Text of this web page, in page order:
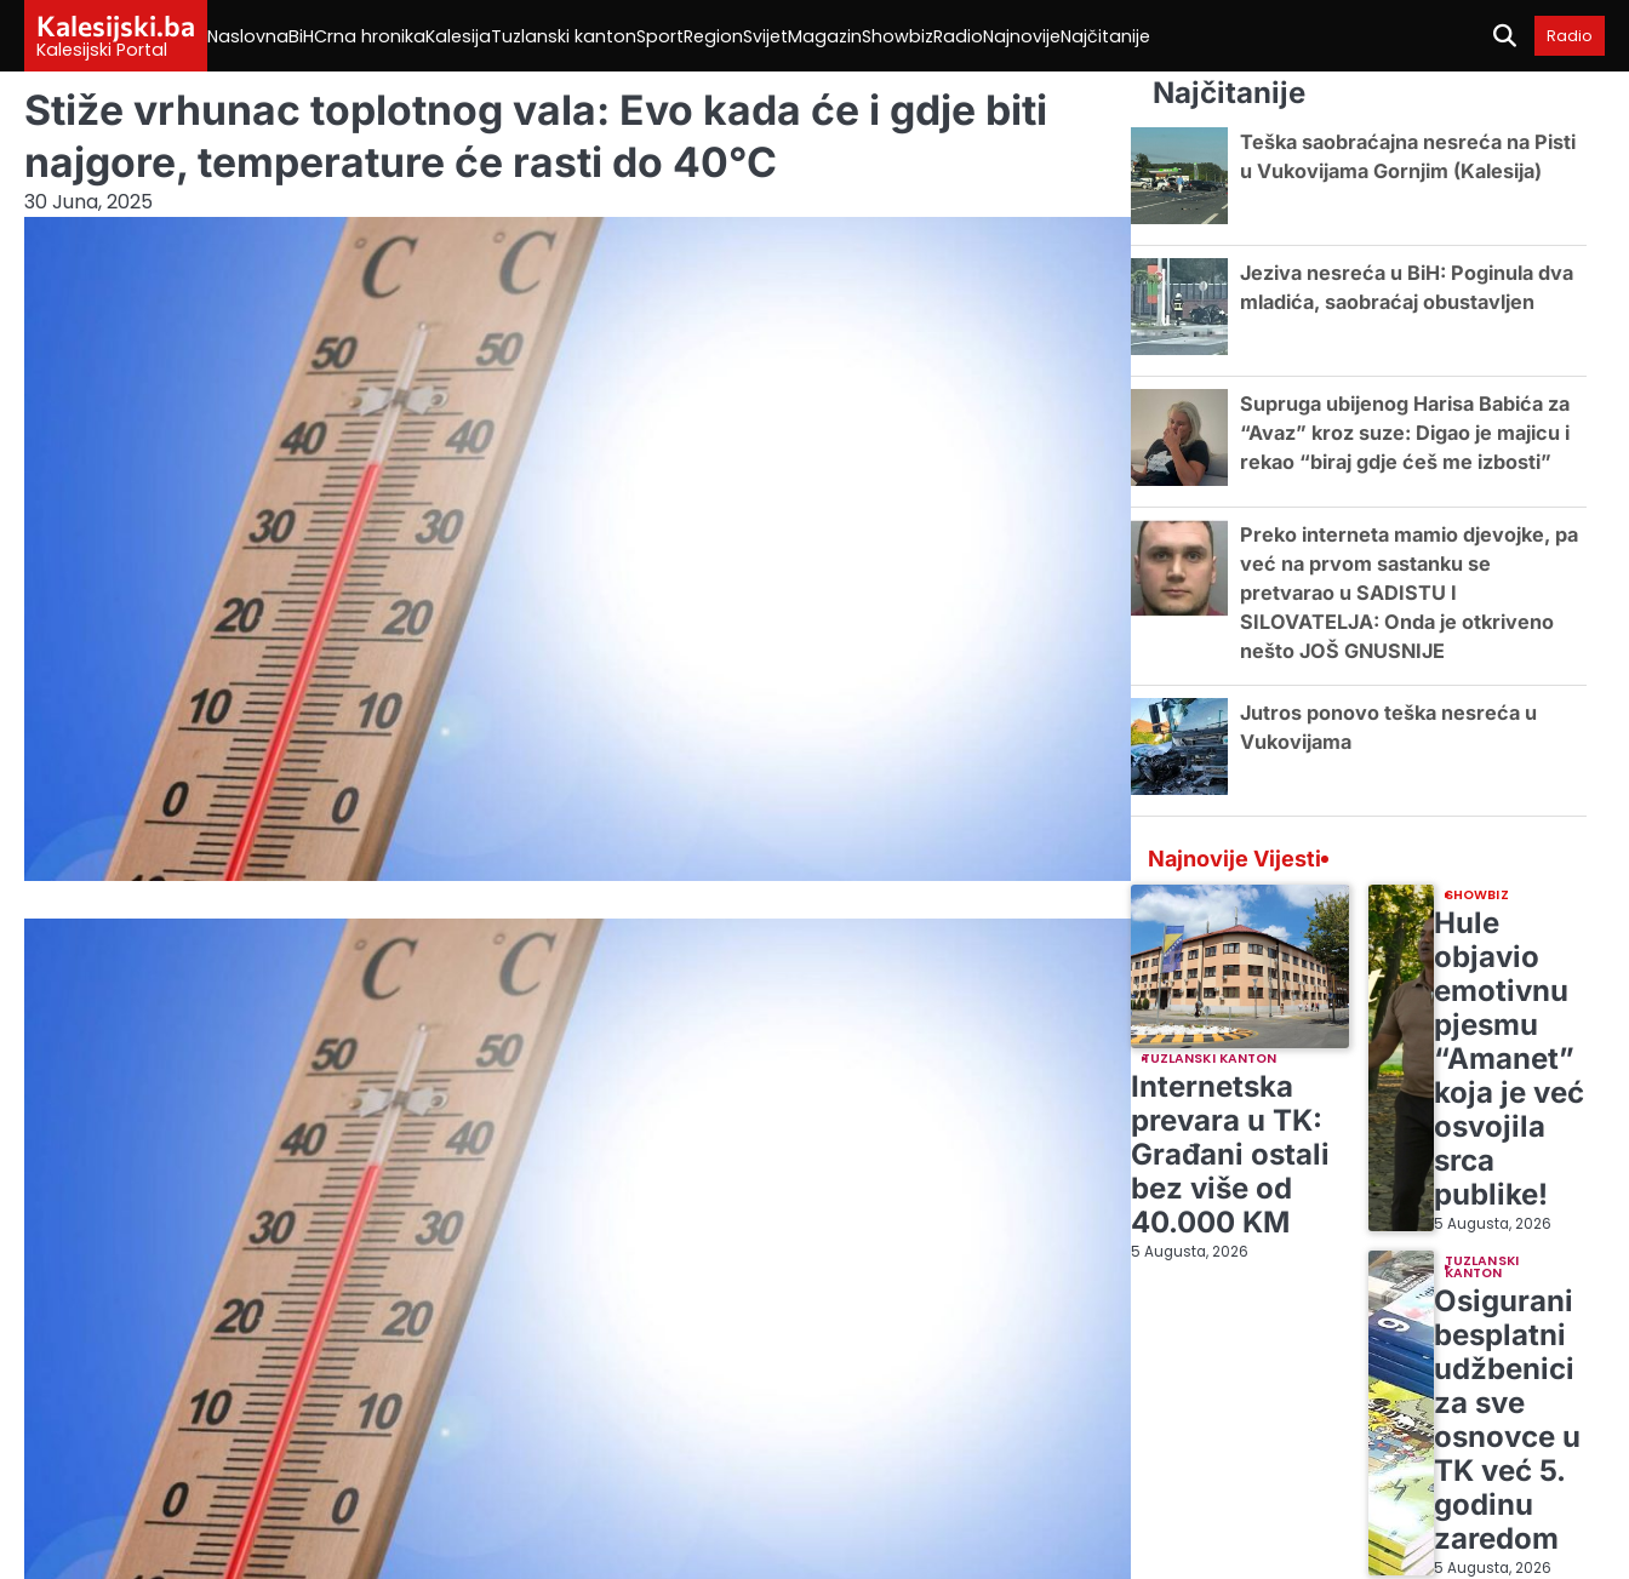
content
Kalesijski.ba
Kalesijski Portal
NaslovnaBiHCrna hronikaKalesijaTuzlanski kantonSportRegionSvijetMagazinShowbizRadioNajnovijeNajčitanije Radio
Stiže vrhunac toplotnog vala: Evo kada će i gdje biti
najgore, temperature će rasti do 40°C
30 Juna, 2025
Najčitanije
Teška saobraćajna nesreća na Pisti
u Vukovijama Gornjim (Kalesija)
Jeziva nesreća u BiH: Poginula dva
mladića, saobraćaj obustavljen
Supruga ubijenog Harisa Babića za
“Avaz” kroz suze: Digao je majicu i
rekao “biraj gdje ćeš me izbosti”
Preko interneta mamio djevojke, pa
već na prvom sastanku se
pretvarao u SADISTU I
SILOVATELJA: Onda je otkriveno
nešto JOŠ GNUSNIJE
Jutros ponovo teška nesreća u
Vukovijama
Najnovije Vijesti
TUZLANSKI KANTON
Internetska
prevara u TK:
Građani ostali
bez više od
40.000 KM
5 Augusta, 2026
SHOWBIZ
Hule
objavio
emotivnu
pjesmu
“Amanet”
koja je već
osvojila
srca
publike!
5 Augusta, 2026
TUZLANSKI
KANTON
Osigurani
besplatni
udžbenici
za sve
osnovce u
TK već 5.
godinu
zaredom
5 Augusta, 2026